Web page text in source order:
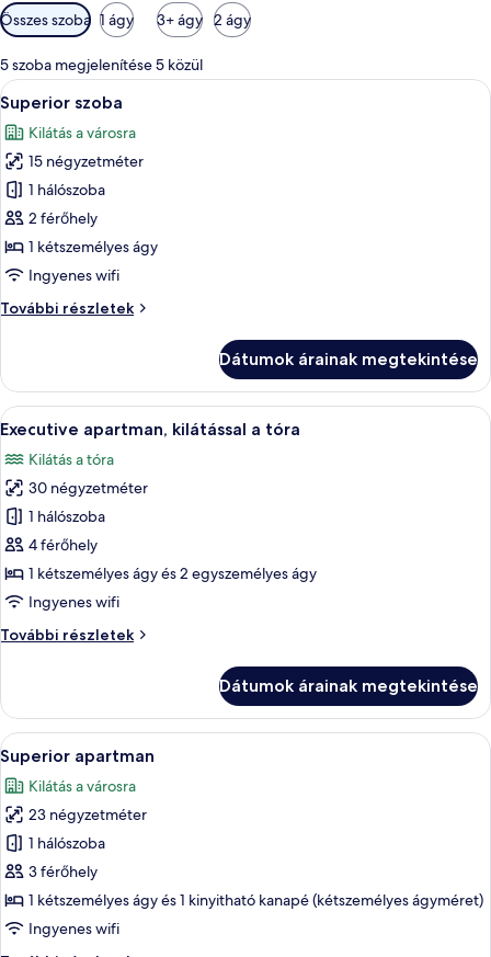
Szobákhoz
rendelkezésre
álló
szűrők
Összes szoba 1 ágy 3+ ágy 2 ágy
5 szoba megjelenítése 5 közül
A
következő
szoba
összes
képének
megtekintése:
Superior
szoba
Egy szállodai szoba, amelyben egy
5
Superior szoba
Kilátás a városra
15 négyzetméter
1 hálószoba
2 férőhely
1 kétszemélyes ágy
Ingyenes wifi
További részletek
Superior
Dátumok árainak megtekintése
A
következő
szoba
összes
képének
megtekintése:
Executive
apartman,
kilátással
a
Egy szállodai szoba, amelyben
6
Executive apartman, kilátással a tóra
Kilátás a tóra
30 négyzetméter
1 hálószoba
4 férőhely
1 kétszemélyes ágy és 2 egyszemélyes ágy
Ingyenes wifi
További részletek
Executive
tóra
további
részletei
Dátumok árainak megtekintése
A
következő
szoba
összes
képének
megtekintése:
Superior
apartman
Egy szállodai szoba, amelyben
9
Superior apartman
Kilátás a városra
23 négyzetméter
1 hálószoba
3 férőhely
1 kétszemélyes ágy és 1 kinyitható kanapé (kétszemélyes ágyméret)
Ingyenes wifi